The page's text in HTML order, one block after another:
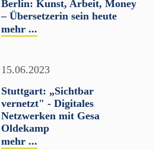
Berlin: Kunst, Arbeit, Money
– Übersetzerin sein heute
mehr ...
15.06.2023
Stuttgart: „Sichtbar
vernetzt" - Digitales
Netzwerken mit Gesa
Oldekamp
mehr ...